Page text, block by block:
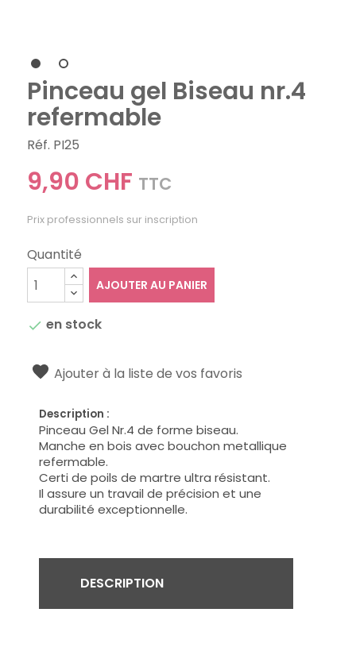
Pinceau gel Biseau nr.4
refermable
Réf. PI25
9,90 CHF TTC
Prix professionnels sur inscription
Quantité
AJOUTER AU PANIER
 en stock
Ajouter à la liste de vos favoris
Description :
Pinceau Gel Nr.4 de forme biseau.
Manche en bois avec bouchon metallique
refermable.
Certi de poils de martre ultra résistant.
Il assure un travail de précision et une
durabilité exceptionnelle.
DESCRIPTION